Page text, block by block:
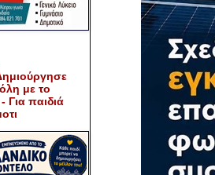
με το
Για παιδιά